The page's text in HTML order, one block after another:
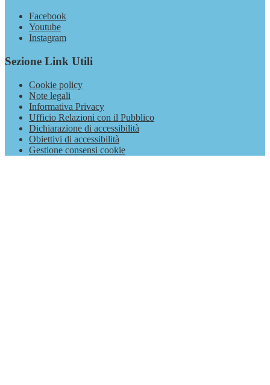
Facebook
Youtube
Instagram
Sezione Link Utili
Cookie policy
Note legali
Informativa Privacy
Ufficio Relazioni con il Pubblico
Dichiarazione di accessibilità
Obiettivi di accessibilità
Gestione consensi cookie